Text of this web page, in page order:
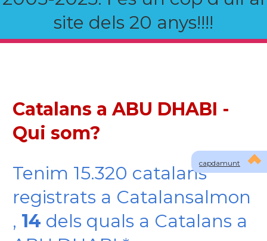
site dels 20 anys!!!!
capdamunt
Catalans a ABU DHABI -
Qui som?
Tenim 15.320 catalans
registrats a Catalansalmon
, 14 dels quals a Catalans a